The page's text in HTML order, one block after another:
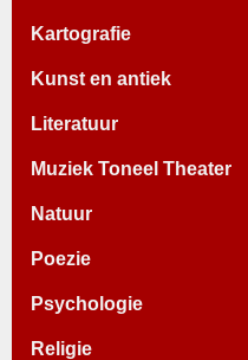
Kartografie
Kunst en antiek
Literatuur
Muziek Toneel Theater
Natuur
Poezie
Psychologie
Religie